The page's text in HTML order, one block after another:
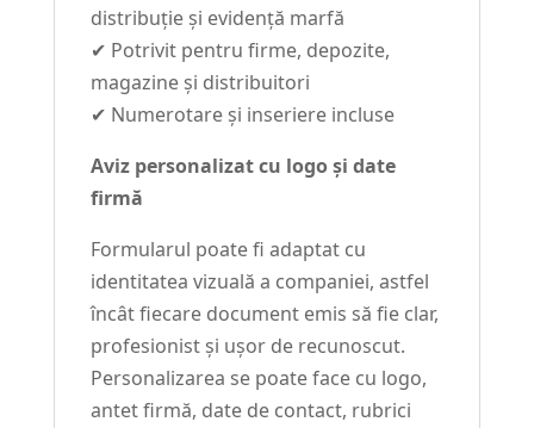
distribuție și evidență marfă
✔ Potrivit pentru firme, depozite,
magazine și distribuitori
✔ Numerotare și inseriere incluse
Aviz personalizat cu logo și date
firmă
Formularul poate fi adaptat cu
identitatea vizuală a companiei, astfel
încât fiecare document emis să fie clar,
profesionist și ușor de recunoscut.
Personalizarea se poate face cu logo,
antet firmă, date de contact, rubrici